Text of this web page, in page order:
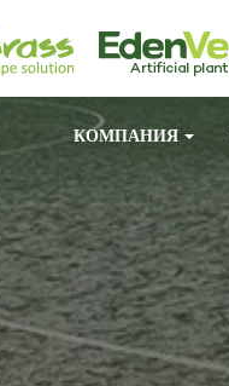
КОМПАНИЯ